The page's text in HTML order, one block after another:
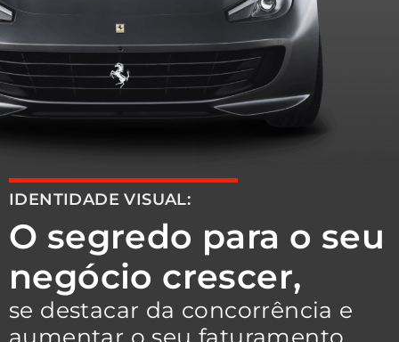
IDENTIDADE VISUAL:
O segredo para o seu
negócio crescer,
se destacar da concorrência e
aumentar o seu faturamento